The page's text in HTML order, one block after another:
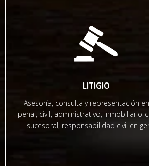
LITIGIO
Asesoría, consulta y representación
penal, civil, administrativo, inmobiliario-
sucesoral, responsabilidad civil en